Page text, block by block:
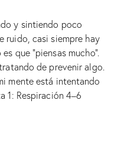
y sintiendo poco
ruido, casi siempre hay
que “piensas mucho”.
de prevenir algo.
mente está intentando
1: Respiración 4–6